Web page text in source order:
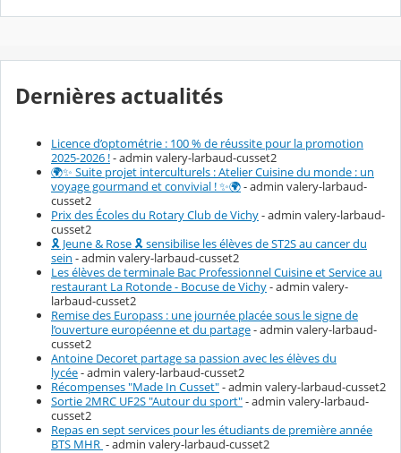
Dernières actualités
Licence d’optométrie : 100 % de réussite pour la promotion
2025-2026 !- admin valery-larbaud-cusset2
🌍✨ Suite projet interculturels : Atelier Cuisine du monde : un
voyage gourmand et convivial ! ✨🌍- admin valery-larbaud-
cusset2
Prix des Écoles du Rotary Club de Vichy- admin valery-larbaud-
cusset2
🎗️ Jeune & Rose 🎗️ sensibilise les élèves de ST2S au cancer du
sein - admin valery-larbaud-cusset2
Les élèves de terminale Bac Professionnel Cuisine et Service au
restaurant La Rotonde - Bocuse de Vichy- admin valery-
larbaud-cusset2
Remise des Europass : une journée placée sous le signe de
l’ouverture européenne et du partage- admin valery-larbaud-
cusset2
Antoine Decoret partage sa passion avec les élèves du
lycée- admin valery-larbaud-cusset2
Récompenses "Made In Cusset"- admin valery-larbaud-cusset2
Sortie 2MRC UF2S "Autour du sport"- admin valery-larbaud-
cusset2
Repas en sept services pour les étudiants de première année
BTS MHR - admin valery-larbaud-cusset2